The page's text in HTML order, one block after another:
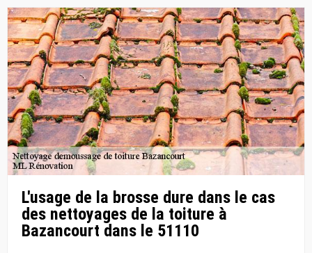
L'usage de la brosse dure dans le cas
des nettoyages de la toiture à
Bazancourt dans le 51110